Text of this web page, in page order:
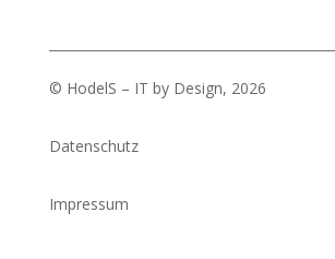
© HodelS – IT by Design, 2026
Datenschutz
Impressum